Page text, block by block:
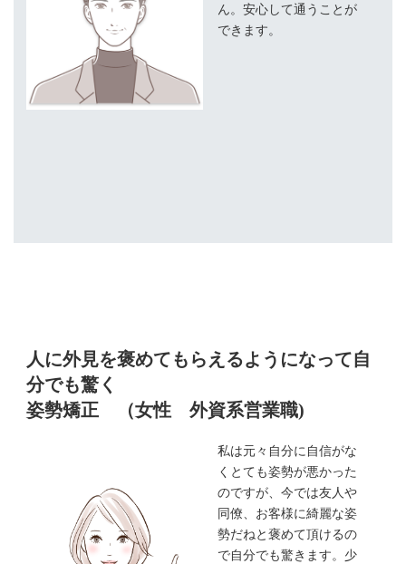
ん。安心して通うことが
できます。
人に外見を褒めてもらえるようになって自
分でも驚く
姿勢矯正 （女性 外資系営業職)
私は元々自分に自信がな
くとても姿勢が悪かった
のですが、今では友人や
同僚、お客様に綺麗な姿
勢だねと褒めて頂けるの
で自分でも驚きます。少